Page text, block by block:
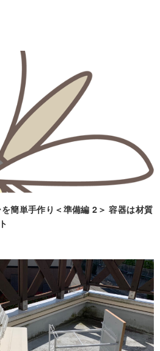
簡単手作り＜準備編 2＞ 容器は材質